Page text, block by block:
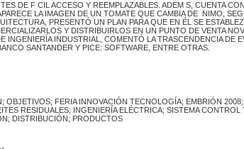
DE F CIL ACCESO Y REEMPLAZABLES. ADEM S, CUENTA
LA IMAGEN DE UN TOMATE QUE CAMBIA DE NIMO,
PRESENTÓ UN PLAN PARA QUE EN ÉL SE
Y DISTRIBUIRLOS EN UN PUNTO DE VENTA
INGENIERÍA INDUSTRIAL, COMENTÓ LA TRASCENDENCIA DE
SANTANDER Y PICE: SOFTWARE, ENTRE OTRAS.
OBJETIVOS; FERIA INNOVACIÓN TECNOLOGÍA; EMBRIÓN
RESIDUALES; INGENIERÍA ELÉCTRICA; SISTEMA
DISTRIBUCIÓN; PRODUCTOS